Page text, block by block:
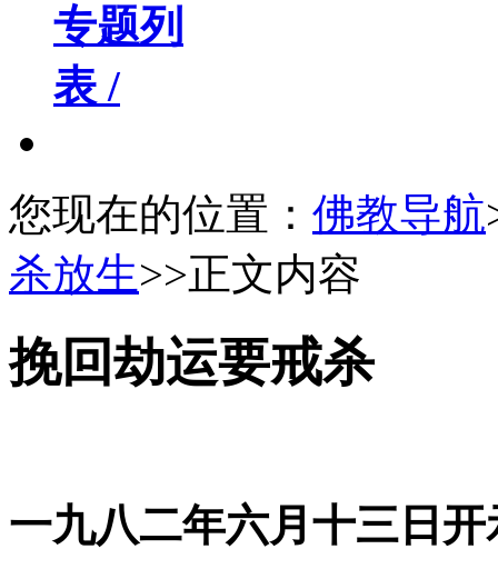
专题列
表 /
您现在的位置： 佛教导航
杀放生>>正文内容
挽回劫运要戒杀
一九八二年六月十三日